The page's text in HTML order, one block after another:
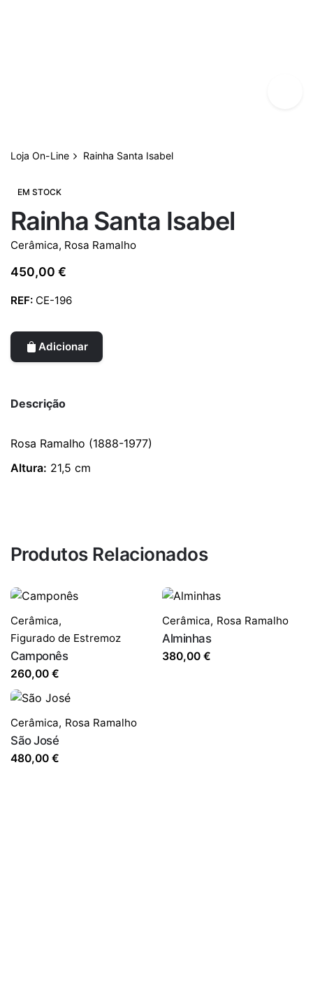
Loja On-Line Rainha Santa Isabel
EM STOCK
Rainha Santa Isabel
Cerâmica, Rosa Ramalho
450,00 €
REF: CE-196
Adicionar
Descrição
Rosa Ramalho (1888-1977)
Altura: 21,5 cm
Produtos Relacionados
Cerâmica,
Figurado de Estremoz
Camponês
260,00 €
Cerâmica, Rosa Ramalho
Alminhas
380,00 €
Cerâmica, Rosa Ramalho
São José
480,00 €